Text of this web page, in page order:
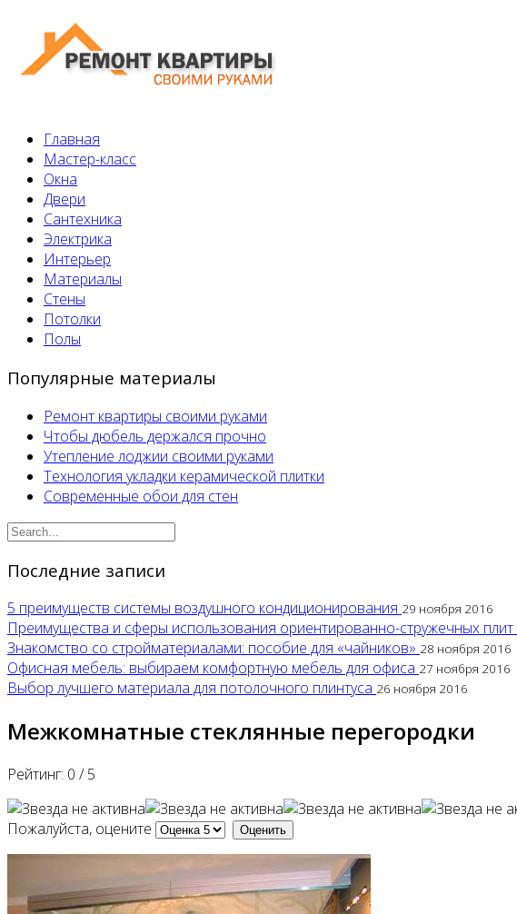
Главная
Мастер-класс
Окна
Двери
Сантехника
Электрика
Интерьер
Материалы
Стены
Потолки
Полы
Популярные материалы
Ремонт квартиры своими руками
Чтобы дюбель держался прочно
Утепление лоджии своими руками
Технология укладки керамической плитки
Современные обои для стен
Последние записи
5 преимуществ системы воздушного кондиционирования 29 ноября 2016
Преимущества и сферы использования ориентированно-стружечных плит
Знакомство со стройматериалами: пособие для «чайников» 28 ноября 2016
Офисная мебель: выбираем комфортную мебель для офиса 27 ноября 2016
Выбор лучшего материала для потолочного плинтуса 26 ноября 2016
Межкомнатные стеклянные перегородки
Рейтинг: 0 /5
Пожалуйста, оцените